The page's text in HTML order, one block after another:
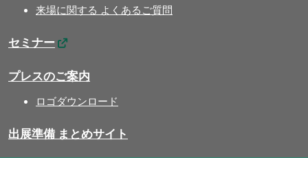
来場に関する よくあるご質問
セミナー
プレスのご案内
ロゴダウンロード
出展準備 まとめサイト